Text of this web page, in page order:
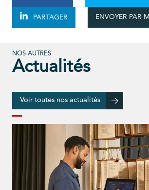
PARTAGER ENVOYER PAR
NOS AUTRES
Actualités
Voir toutes nos actualités